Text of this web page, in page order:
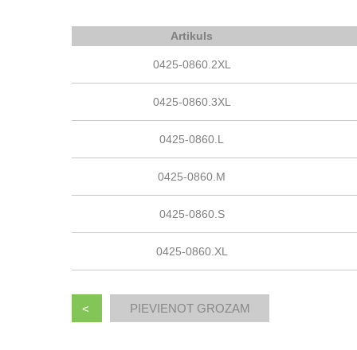
Artikuls
0425-0860.2XL
0425-0860.3XL
0425-0860.L
0425-0860.M
0425-0860.S
0425-0860.XL
<